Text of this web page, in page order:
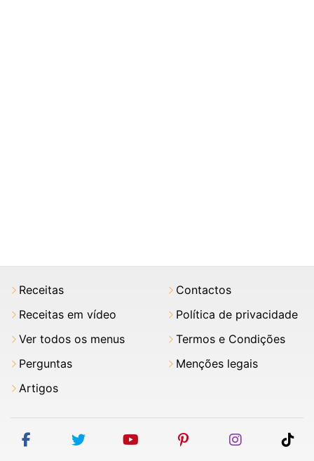
Receitas
Receitas em vídeo
Ver todos os menus
Perguntas
Artigos
Contactos
Política de privacidade
Termos e Condições
Menções legais
facebooktwitter youtubepinterestinstagram